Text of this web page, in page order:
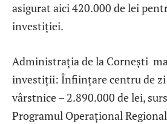
asigurat aici 420.000 de lei
investiției.
Administrația de la Cornești
investiții: Înființare centru de zi
vârstnice – 2.890.000 de lei,
Programul Operațional